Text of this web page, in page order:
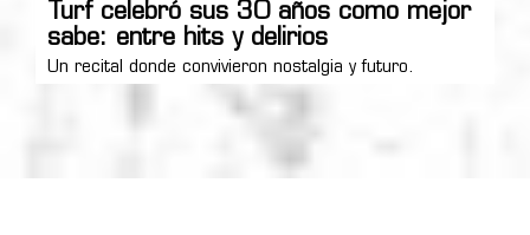
Turf celebró sus 30 años como mejor
sabe: entre hits y delirios
Un recital donde convivieron nostalgia y futuro.